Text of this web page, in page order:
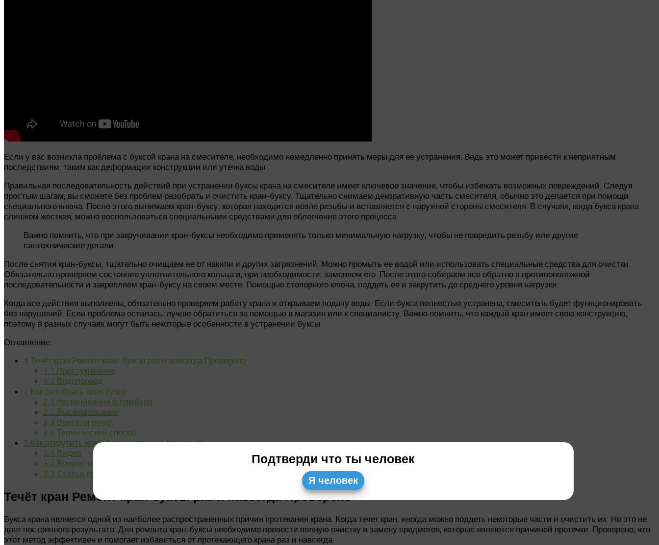
Если у вас возникла проблема с буксой крана на смесителе, необходимо немедленно принять меры для ее устранения. Ведь это может привести к неприятным
последствиям, таким как деформации конструкции или утечка воды.
Правильная последовательность действий при устранении буксы крана на смесителе имеет ключевое значение, чтобы избежать возможных повреждений. Следуя
простым шагам, вы сможете без проблем разобрать и очистить кран-буксу. Тщательно снимаем декоративную часть смесителя, обычно это делается при помощи
специального ключа. После этого вынимаем кран-буксу, которая находится возле резьбы и вставляется с наружной стороны смесителя. В случаях, когда букса крана
слишком жесткая, можно воспользоваться специальными средствами для облегчения этого процесса.
Важно помнить, что при закручивании кран-буксы необходимо применять только минимальную нагрузку, чтобы не повредить резьбу или другие
сантехнические детали.
После снятия кран-буксы, тщательно очищаем ее от накипи и других загрязнений. Можно промыть ее водой или использовать специальные средства для очистки.
Обязательно проверяем состояние уплотнительного кольца и, при необходимости, заменяем его. После этого собираем все обратно в противоположной
последовательности и закрепляем кран-буксу на своем месте. Помощью стопорного ключа, поддеть ее и закрутить до среднего уровня нагрузки.
Когда все действия выполнены, обязательно проверяем работу крана и открываем подачу воды. Если букса полностью устранена, смеситель будет функционировать
без нарушений. Если проблема осталась, лучше обратиться за помощью в магазин или к специалисту. Важно помнить, что каждый кран имеет свою конструкцию,
поэтому в разных случаях могут быть некоторые особенности в устранении буксы.
Оглавление:
1 Течёт кран Ремонт кран-буксы раз и навсегда Проверено
1.1 Простукивание
1.2 Водопровод
2 Как разобрать кран буксу
2.1 Раскачивание шлямбура
2.2 Высверливание
2.3 Вентили ручки
2.4 Термический способ
3 Как открутить кран-буксу, если она прикипела
3.1 Видео
3.2 Вопрос-ответ
3.3 Статьи по теме:
Течёт кран Ремонт кран-буксы раз и навсегда Проверено
Букса крана является одной из наиболее распространенных причин протекания крана. Когда течет кран, иногда можно поддеть некоторые части и очистить их. Но это не
дает постоянного результата. Для ремонта кран-буксы необходимо провести полную очистку и замену предметов, которые являются причиной протечки. Проверено, что
этот метод эффективен и помогает избавиться от протекающего крана раз и навсегда.
Подтверди что ты человек
Я человек